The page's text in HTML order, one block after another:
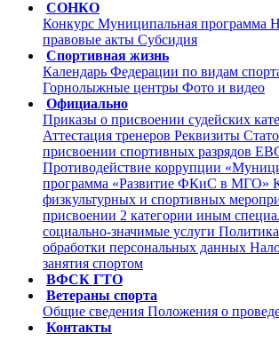
СОНКО
Конкурс Муниципальная программа
правовые акты Субсидия
Спортивная жизнь
Календарь Федерации по видам
Горнолыжные центры Фото и видео
Официально
Приказы о присвоении судейских
Аттестация тренеров Реквизиты
присвоении спортивных разрядов
Противодействие коррупции
программа «Развитие ФКиС в МГО»
физкультурных и спортивных
присвоении 2 категории иным
социально-значимые услуги
обработки персональных данных
занятия спортом
ВФСК ГТО
Ветераны спорта
Общие сведения Положения о
Контакты